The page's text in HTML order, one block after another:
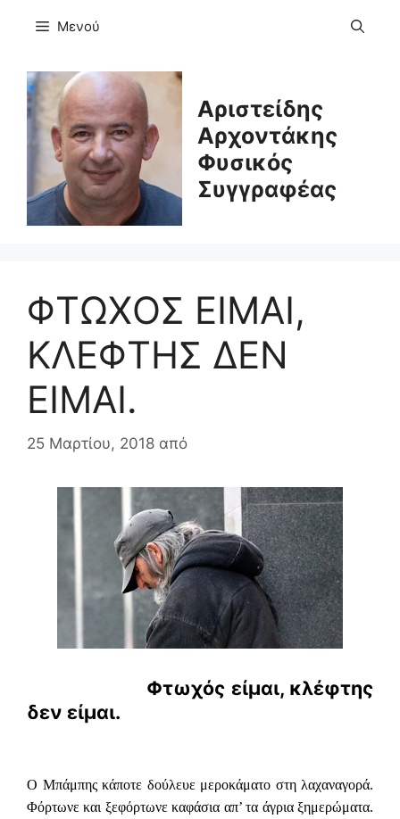
Μενού
Αριστείδης
Αρχοντάκης
Φυσικός
Συγγραφέας
ΦΤΩΧΟΣ ΕΙΜΑΙ,
ΚΛΕΦΤΗΣ ΔΕΝ
ΕΙΜΑΙ.
25 Μαρτίου, 2018 από
Φτωχός είμαι, κλέφτης
δεν είμαι.
Ο Μπάμπης κάποτε δούλευε μεροκάματο στη λαχαναγορά.
Φόρτωνε και ξεφόρτωνε καφάσια απ’ τα άγρια ξημερώματα.